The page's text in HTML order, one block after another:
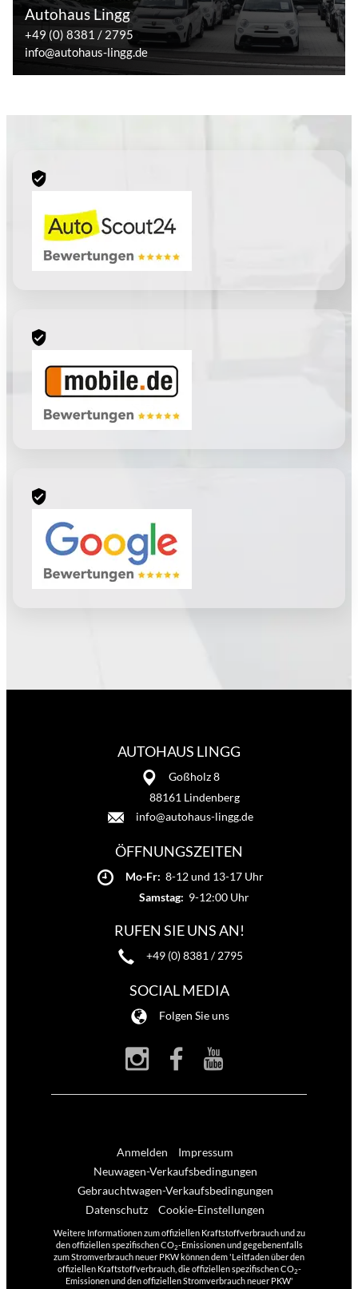
Autohaus Lingg
+49 (0) 8381 / 2795
info@autohaus-lingg.de
AUTOHAUS LINGG
Goßholz 8
88161 Lindenberg
info@autohaus-lingg.de
ÖFFNUNGSZEITEN
Mo-Fr: 8-12 und 13-17 Uhr
Samstag: 9-12:00 Uhr
RUFEN SIE UNS AN!
+49 (0) 8381 / 2795
SOCIAL MEDIA
Folgen Sie uns
Anmelden
Impressum
Neuwagen-Verkaufsbedingungen
Gebrauchtwagen-Verkaufsbedingungen
Datenschutz
Cookie-Einstellungen
Weitere Informationen zum offiziellen Kraftstoffverbrauch und zu
den offiziellen spezifischen CO2-Emissionen und gegebenenfalls
zum Stromverbrauch neuer PKW können dem 'Leitfaden über den
offiziellen Kraftstoffverbrauch, die offiziellen spezifischen CO2-
Emissionen und den offiziellen Stromverbrauch neuer PKW'